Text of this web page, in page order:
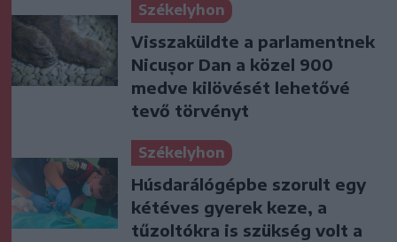
Székelyhon
Visszaküldte a parlamentnek
Nicușor Dan a közel 900
medve kilövését lehetővé
tevő törvényt
Székelyhon
Húsdarálógépbe szorult egy
kétéves gyerek keze, a
tűzoltókra is szükség volt a